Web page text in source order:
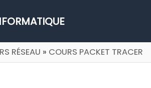
RÉSEAU » COURS PACKET TRACER